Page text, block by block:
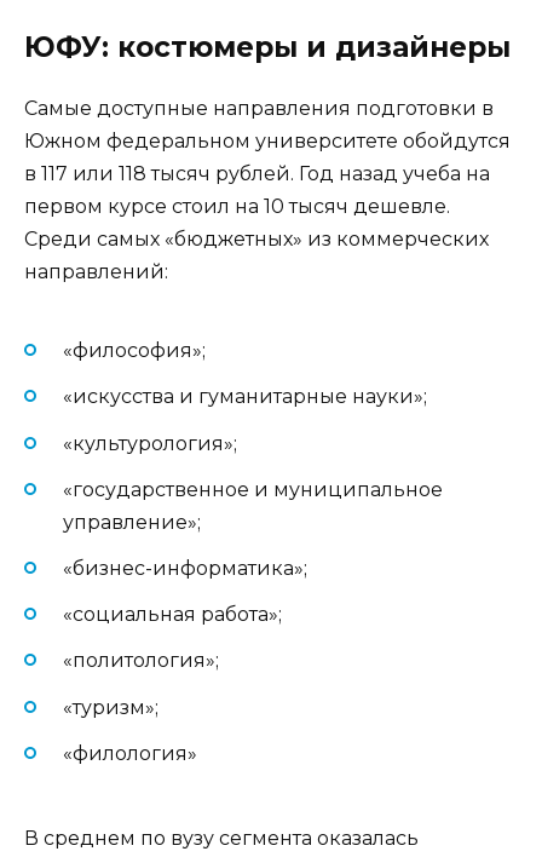
ЮФУ: костюмеры и дизайнеры
Самые доступные направления подготовки в
Южном федеральном университете обойдутся
в 117 или 118 тысяч рублей. Год назад учеба на
первом курсе стоил на 10 тысяч дешевле.
Среди самых «бюджетных» из коммерческих
направлений:
«философия»;
«искусства и гуманитарные науки»;
«культурология»;
«государственное и муниципальное
управление»;
«бизнес-информатика»;
«социальная работа»;
«политология»;
«туризм»;
«филология»
В среднем по вузу сегмента оказалась